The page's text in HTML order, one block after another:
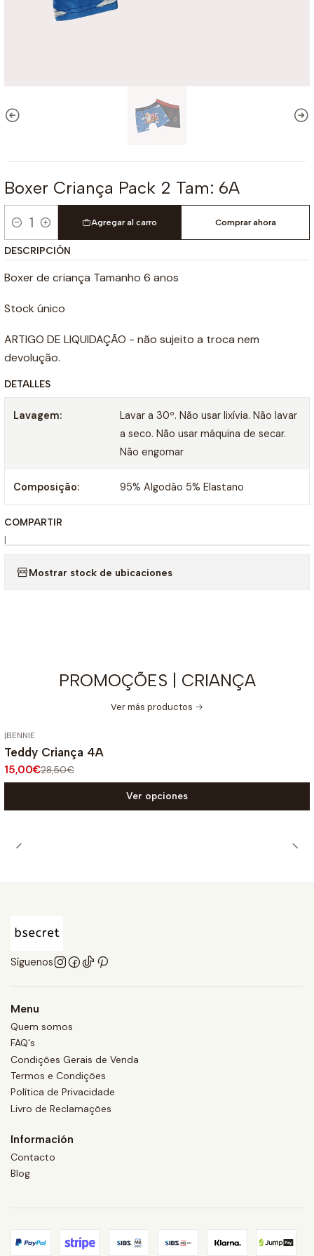
Boxer Criança Pack 2 Tam: 6A
Cantidad
Agregar al carro Comprar ahora
DESCRIPCIÓN
Boxer de criança Tamanho 6 anos
Stock único
ARTIGO DE LIQUIDAÇÃO - não sujeito a troca nem
devolução.
DETALLES
Lavagem:
Lavar a 30º. Não usar lixívia. Não lavar
a seco. Não usar máquina de secar.
Não engomar
Composição: 95% Algodão 5% Elastano
COMPARTIR
|
Mostrar stock de ubicaciones
PROMOÇÕES | CRIANÇA
Ver más productos
|BENNIE
Teddy Criança 4A
15,00€28,50€
Ver opciones
Síguenos
Menu
Quem somos
FAQ's
Condições Gerais de Venda
Termos e Condições
Política de Privacidade
Livro de Reclamações
Información
Contacto
Blog